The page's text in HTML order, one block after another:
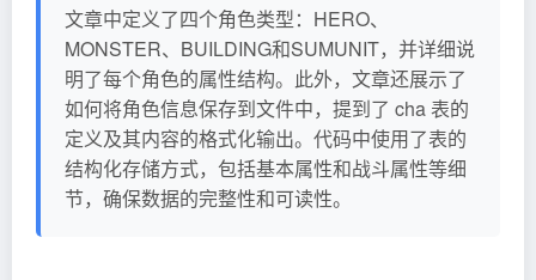
文章中定义了四个角色类型：HERO、
MONSTER、BUILDING和SUMUNIT，并详细说
明了每个角色的属性结构。此外，文章还展示了
如何将角色信息保存到文件中，提到了 cha 表的
定义及其内容的格式化输出。代码中使用了表的
结构化存储方式，包括基本属性和战斗属性等细
节，确保数据的完整性和可读性。